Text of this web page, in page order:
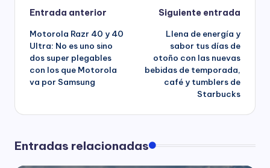
Navegación
de
entradas
Entrada anterior
Motorola Razr 40 y 40
Ultra: No es uno sino
dos super plegables
con los que Motorola
va por Samsung
Siguiente entrada
Llena de energía y
sabor tus días de
otoño con las nuevas
bebidas de temporada,
café y tumblers de
Starbucks
Entradas relacionadas